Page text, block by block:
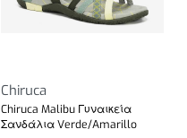
Chiruca
Chiruca Malibu Γυναικεία
Σανδάλια Verde/Amarillo